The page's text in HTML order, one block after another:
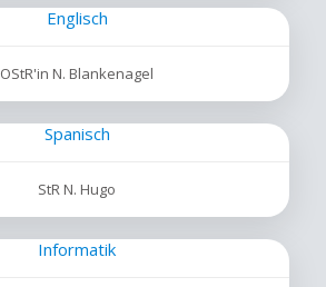
Englisch
OStR'in N. Blankenagel
Spanisch
StR N. Hugo
Informatik